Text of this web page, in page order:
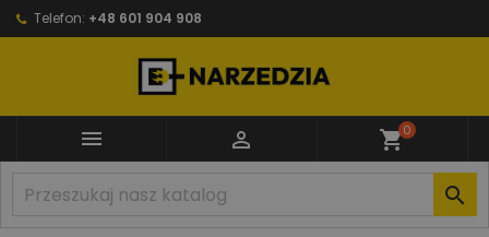
Telefon: +48 601 904 908
  shopping_cart0
